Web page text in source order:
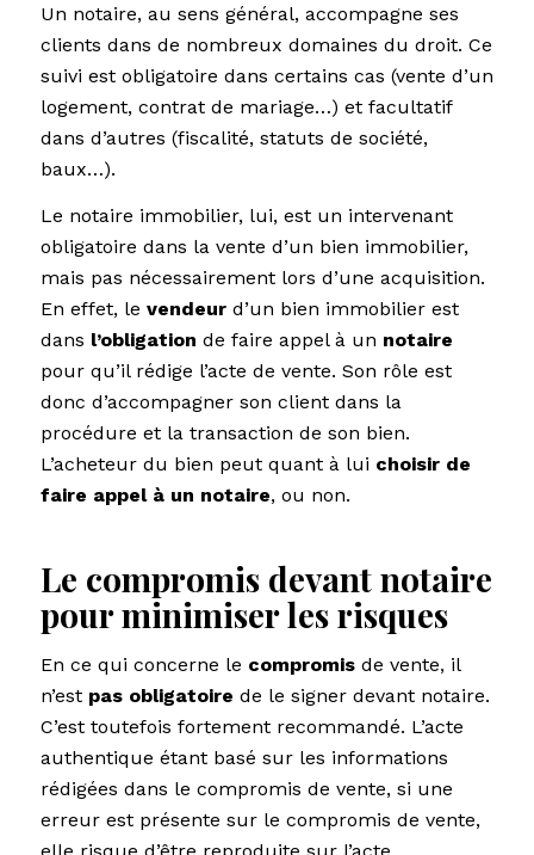
Un notaire, au sens général, accompagne ses
clients dans de nombreux domaines du droit. Ce
suivi est obligatoire dans certains cas (vente d’un
logement, contrat de mariage…) et facultatif
dans d’autres (fiscalité, statuts de société,
baux…).
Le notaire immobilier, lui, est un intervenant
obligatoire dans la vente d’un bien immobilier,
mais pas nécessairement lors d’une acquisition.
En effet, le vendeurd’un bien immobilier est
dans l’obligation de faire appel à un notaire
pour qu’il rédige l’acte de vente. Son rôle est
donc d’accompagner son client dans la
procédure et la transaction de son bien.
L’acheteur du bien peut quant à lui choisir de
faire appel à un notaire, ou non.
Le compromis devant notaire
pour minimiser les risques
En ce qui concerne le compromisde vente, il
n’est pas obligatoire de le signer devant notaire.
C’est toutefois fortement recommandé. L’acte
authentique étant basé sur les informations
rédigées dans le compromis de vente, si une
erreur est présente sur le compromis de vente,